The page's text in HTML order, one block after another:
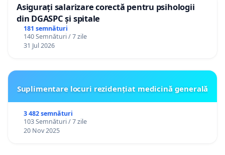
Asigurați salarizare corectă pentru psihologii
din DGASPC și spitale
181 semnături
140 Semnături / 7 zile
31 Jul 2026
Suplimentare locuri rezidențiat medicină generală
3 482 semnături
103 Semnături / 7 zile
20 Nov 2025